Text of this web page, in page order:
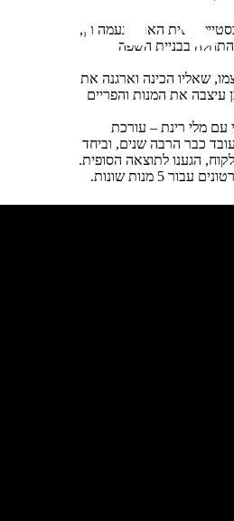
האוכל נעמה רן,
בבניית השפה
, שאליו הכינה וארגנה את
עיצבה את המנות והפריים
עם מלי רינת – עורכת
כבר הרבה שנים, וביחד
, הגענו לתוצאה הסופית.
עבור מנות שונות.